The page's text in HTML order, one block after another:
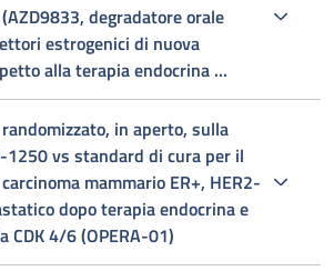
degradatore orale
estrogenici di nuova
alla terapia endocrina ...
in aperto, sulla
1250 vs standard di cura per il
mammario ER+, HER2-
dopo terapia endocrina e
CDK 4/6 (OPERA-01)